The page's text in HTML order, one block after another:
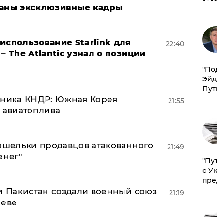
эксклюзивные кадры
Starlink для
The Atlantic узнал о позиции
22:40
КНДР: Южная Корея
21:55
продавцов атакованного
21:49
Пакистан создали военный союз
21:19
с